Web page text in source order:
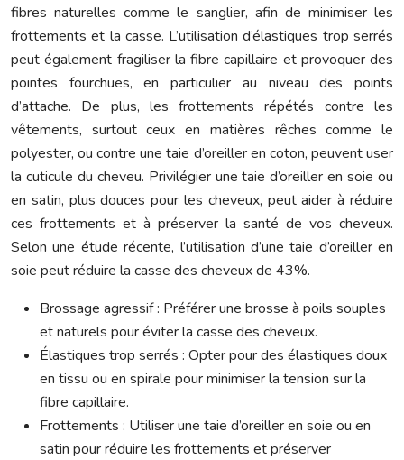
fibres naturelles comme le sanglier, afin de minimiser les
frottements et la casse. L’utilisation d’élastiques trop serrés
peut également fragiliser la fibre capillaire et provoquer des
pointes fourchues, en particulier au niveau des points
d’attache. De plus, les frottements répétés contre les
vêtements, surtout ceux en matières rêches comme le
polyester, ou contre une taie d’oreiller en coton, peuvent user
la cuticule du cheveu. Privilégier une taie d’oreiller en soie ou
en satin, plus douces pour les cheveux, peut aider à réduire
ces frottements et à préserver la santé de vos cheveux.
Selon une étude récente, l’utilisation d’une taie d’oreiller en
soie peut réduire la casse des cheveux de 43%.
Brossage agressif : Préférer une brosse à poils souples
et naturels pour éviter la casse des cheveux.
Élastiques trop serrés : Opter pour des élastiques doux
en tissu ou en spirale pour minimiser la tension sur la
fibre capillaire.
Frottements : Utiliser une taie d’oreiller en soie ou en
satin pour réduire les frottements et préserver